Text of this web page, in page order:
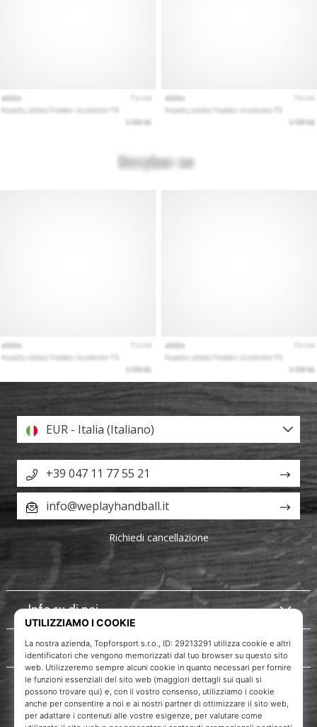
Info su di noi
Servizio clienti
EUR - Italia (Italiano)
+39 047 11 77 55 21
info@weplayhandball.it
Richiedi cancellazione